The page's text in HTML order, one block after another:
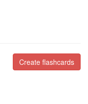
Create flashcards